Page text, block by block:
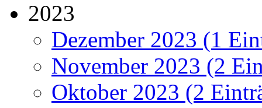
2023
Dezember 2023 (1
November 2023 (2
Oktober 2023 (2